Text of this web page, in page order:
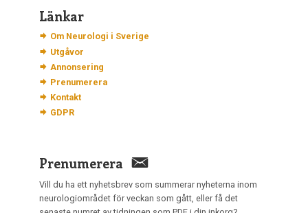
Länkar
Om Neurologi i Sverige
Utgåvor
Annonsering
Prenumerera
Kontakt
GDPR
Prenumerera
Vill du ha ett nyhetsbrev som summerar nyheterna inom
neurologiområdet för veckan som gått, eller få det